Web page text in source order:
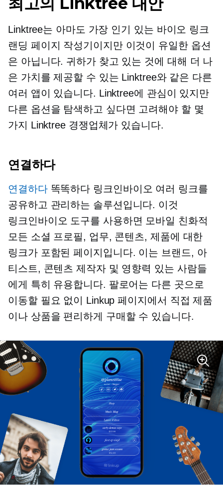
Linktree는 아마도 가장 인기 있는 바이오 링크
랜딩 페이지 작성기이지만 이것이 유일한 옵션
은 아닙니다. 귀하가 찾고 있는 것에 대해 더 나
은 가치를 제공할 수 있는 Linktree와 같은 다른
여러 앱이 있습니다. Linktree에 관심이 있지만
다른 옵션을 탐색하고 싶다면 고려해야 할 몇
가지 Linktree 경쟁업체가 있습니다.
연결하다
연결하다똑똑하다 링크인바이오 여러 링크를
공유하고 관리하는 솔루션입니다. 이것
링크인바이오 도구를 사용하면 모바일 친화적
모든 소셜 프로필, 업무, 콘텐츠, 제품에 대한
링크가 포함된 페이지입니다. 이는 브랜드, 아
티스트, 콘텐츠 제작자 및 영향력 있는 사람들
에게 특히 유용합니다. 팔로어는 다른 곳으로
이동할 필요 없이 Linkup 페이지에서 직접 제품
이나 상품을 편리하게 구매할 수 있습니다.